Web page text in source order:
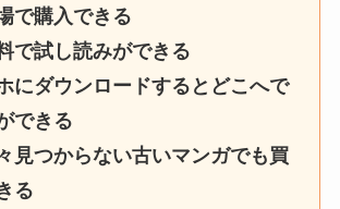
で購入できる
で試し読みができる
にダウンロードするとどこへで
できる
見つからない古いマンガでも買
る